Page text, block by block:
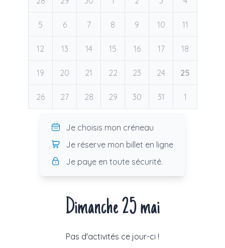
5 6 7 8 9 10 11
12 13 14 15 16 17 18
19 20 21 22 23 24 25
26 27 28 29 30 31 1
Je choisis mon créneau
Je réserve mon billet en ligne
Je paye en toute sécurité.
Dimanche 25 mai
Pas d'activités ce jour-ci !